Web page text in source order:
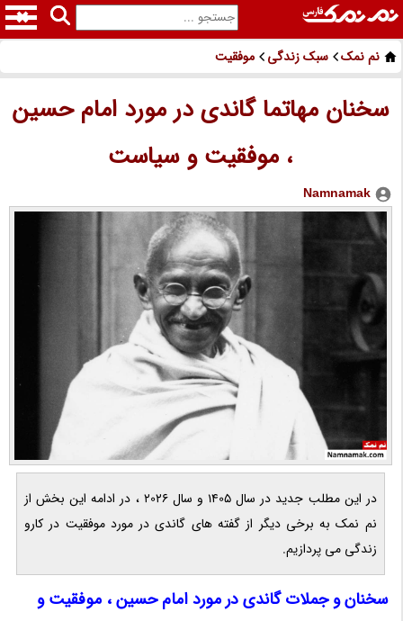
نم نمک سبک زندگی موفقیت
سخنان مهاتما گاندی در مورد امام حسین
، موفقیت و سیاست
Namnamak
در این مطلب جدید در سال 1405 و سال 2026 ، در ادامه این بخش از
نم نمک به برخی دیگر از گفته های گاندی در مورد موفقیت در کارو
زندگی می پردازیم.
سخنان و جملات گاندی در مورد امام حسین ، موفقیت و